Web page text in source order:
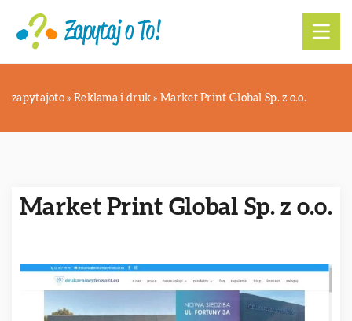
zapytajoto » Reklama i druk »Market Print Global Sp. z o.o.
Market Print Global Sp. z o.o.